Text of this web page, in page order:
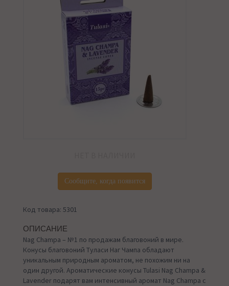
Сообщите, когда появится
Код товара: 5301
ОПИСАНИЕ
Nag Champa – №1 по продажам благовоний в мире.
Конусы благовоний Туласи Наг Чампа обладают
уникальным природным ароматом, не похожим ни на
один другой. Ароматические конусы Tulasi Nag Champa &
Lavender подарят вам интенсивный аромат Nag Champa с